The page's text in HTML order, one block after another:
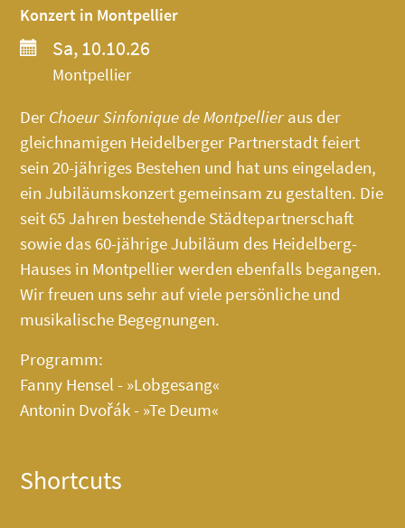
Konzert in Montpellier
Sa, 10.10.26
Montpellier
Der Choeur Sinfonique de Montpellier aus der
gleichnamigen Heidelberger Partnerstadt feiert
sein 20-jähriges Bestehen und hat uns eingeladen,
ein Jubiläumskonzert gemeinsam zu gestalten. Die
seit 65 Jahren bestehende Städtepartnerschaft
sowie das 60-jährige Jubiläum des Heidelberg-
Hauses in Montpellier werden ebenfalls begangen.
Wir freuen uns sehr auf viele persönliche und
musikalische Begegnungen.
Programm:
Fanny Hensel - »Lobgesang«
Antonin Dvořák - »Te Deum«
Shortcuts